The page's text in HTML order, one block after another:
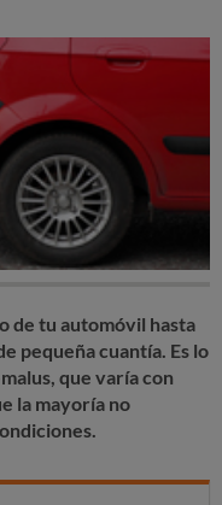
de tu automóvil hasta
pequeña cuantía. Es lo
que varía con
la mayoría no